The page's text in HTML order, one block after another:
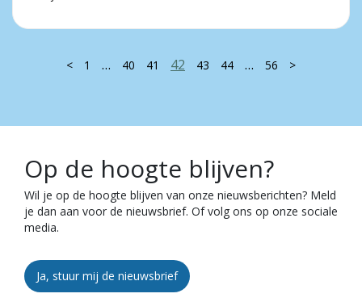
< 1 … 40 41 42 43 44 … 56 >
Op de hoogte blijven?
Wil je op de hoogte blijven van onze nieuwsberichten? Meld
je dan aan voor de nieuwsbrief. Of volg ons op onze sociale
media.
Ja, stuur mij de nieuwsbrief